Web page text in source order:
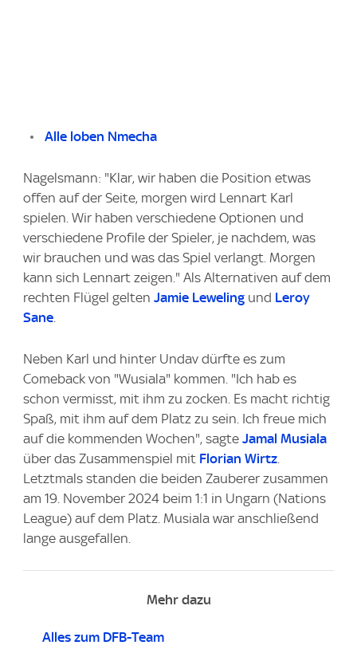
Alle loben Nmecha
Nagelsmann: "Klar, wir haben die Position etwas
offen auf der Seite, morgen wird Lennart Karl
spielen. Wir haben verschiedene Optionen und
verschiedene Profile der Spieler, je nachdem, was
wir brauchen und was das Spiel verlangt. Morgen
kann sich Lennart zeigen." Als Alternativen auf dem
rechten Flügel gelten Jamie Leweling und Leroy
Sane
Neben Karl und hinter Undav dürfte es zum
Comeback von "Wusiala" kommen. "Ich hab es
schon vermisst, mit ihm zu zocken. Es macht richtig
Spaß, mit ihm auf dem Platz zu sein. Ich freue mich
auf die kommenden Wochen", sagte Jamal Musiala
über das Zusammenspiel mit Florian Wirtz
Letztmals standen die beiden Zauberer zusammen
am 19. November 2024 beim 1:1 in Ungarn (Nations
League) auf dem Platz. Musiala war anschließend
lange ausgefallen.
Mehr dazu
Alles zum DFB-Team